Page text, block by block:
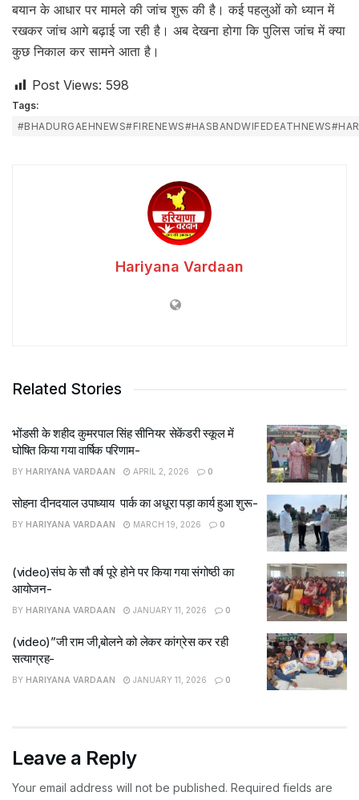
बयान के आधार पर मामले की जांच शुरू की है। कई पहलुओं को ध्यान में
रखकर जांच आगे बढ़ाई जा रही है। अब देखना होगा कि पुलिस जांच में क्या
कुछ निकाल कर सामने आता है।
Post Views: 598
Tags:
Hariyana Vardaan
Related Stories
भोंडसी के शहीद कुमरपाल सिंह सीनियर सेकेंडरी स्कूल में
घोषित किया गया वार्षिक परिणाम-
BY HARIYANA VARDAAN APRIL 2, 2026 0
सोहना दीनदयाल उपाध्याय पार्क का अधूरा पड़ा कार्य हुआ शुरू-
BY HARIYANA VARDAAN MARCH 19, 2026 0
(video)संघ के सौ वर्ष पूरे होने पर किया गया संगोष्ठी का
आयोजन-
BY HARIYANA VARDAAN JANUARY 11, 2026 0
(video)”जी राम जी,बोलने को लेकर कांग्रेस कर रही
सत्याग्रह-
BY HARIYANA VARDAAN JANUARY 11, 2026 0
Leave a Reply
Your email address will not be published. Required fields are